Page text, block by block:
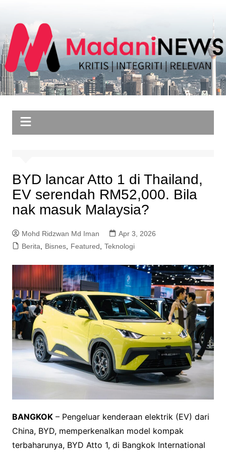
content
BYD lancar Atto 1 di Thailand,
EV serendah RM52,000. Bila
nak masuk Malaysia?
Mohd Ridzwan Md Iman
Apr 3, 2026
Berita, Bisnes, Featured, Teknologi
BANGKOK– Pengeluar kenderaan elektrik (EV) dari
China, BYD, memperkenalkan model kompak
terbaharunya, BYD Atto 1, di Bangkok International